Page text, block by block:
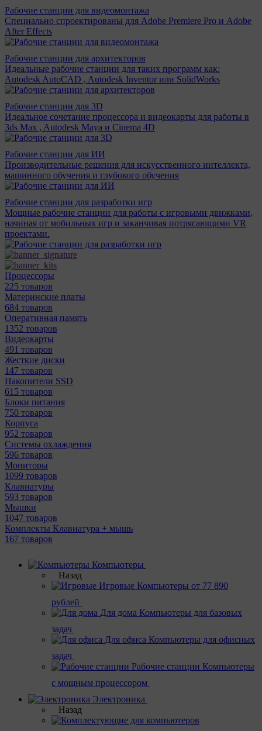
Рабочие станции для видеомонтажа
Специально спроектированы для Adobe Premiere Pro и Adobe
After Effects
Рабочие станции для архитекторов
Идеальные рабочие станции для таких программ как:
Autodesk AutoCAD , Autodesk Inventor или SolidWorks
Рабочие станции для 3D
Идеальное сочетание процессора и видеокарты для работы в
3ds Max , Autodesk Maya и Cinema 4D
Рабочие станции для ИИ
Производительные решения для искусственного интеллекта,
машинного обучения и глубокого обучения
Рабочие станции для разработки игр
Мощные рабочие станции для работы с игровыми движками,
начиная от мобильных игр и заканчивая потрясающими VR
проектами.
Процессоры
225 товаров
Материнcкие платы
684 товаров
Оперативная память
1352 товаров
Видеокарты
491 товаров
Жесткие диски
147 товаров
Накопители SSD
615 товаров
Блоки питания
750 товаров
Корпуса
952 товаров
Системы охлаждения
596 товаров
Мониторы
1099 товаров
Клавиатуры
593 товаров
Мышки
1047 товаров
Комплекты Клавиатура + мышь
167 товаров
Компьютеры
Назад
Игровые Компьютеры от 77 890
рублей
Для дома Компьютеры для базовых
задач
Для офиса Компьютеры для офисных
задач
Рабочие станции Компьютеры
с мощным процессором
Электроника
Назад